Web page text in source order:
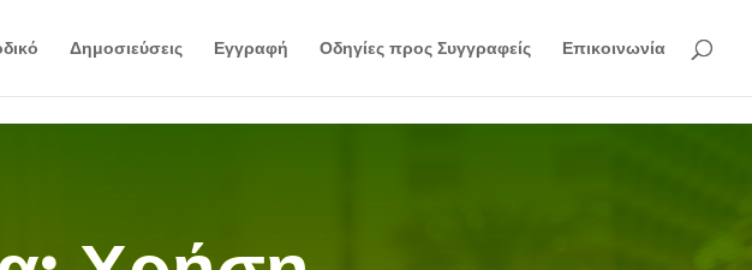
Δημοσιεύσεις Εγγραφή Οδηγίες προς Συγγραφείς Επικοινωνία